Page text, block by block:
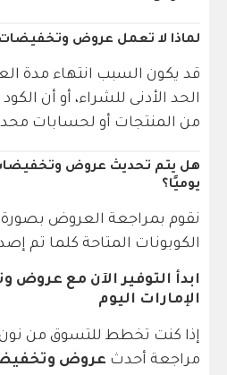
لماذا لا تعمل عروض وتخفيضات
قد يكون السبب انتهاء مدة
الحد الأدنى للشراء، أو أن
من المنتجات أو لحسابات
هل يتم تحديث عروض وتخفيضات
يوميًا؟
نقوم بمراجعة العروض بصورة
الكوبونات المتاحة كلما تم
ابدأ التوفير الآن مع
الإمارات اليوم
إذا كنت تخطط للتسوق من نون
مراجعة أحدث عروض